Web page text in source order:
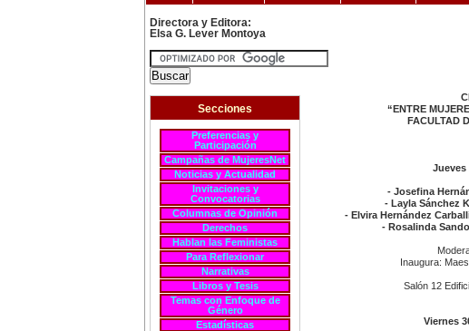
Directora y Editora:
Elsa G. Lever Montoya
Secciones
Preferencias y
Participación
Campañas de MujeresNet
Noticias y Actualidad
Invitaciones y
Convocatorias
Columnas de Opinión
Derechos
Hablan las Feministas
Para Reflexionar
Narrativas
Libros y Tesis
Temas con Enfoque de
Género
Estadísticas
“ENTRE
FACULTAD
Jueves
- Josefina
- Layla Sánchez
- Elvira Hernández
- Rosalinda
Inaugura:
Salón 12
Viernes